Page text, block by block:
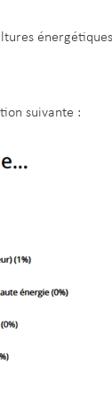
suivante :